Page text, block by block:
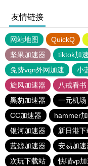
友情链接
网站地图 QuickQ
坚果加速器
tiktok加
免费vqn外网加速
小
旋风加速器
八戒看书
黑豹加速器
一元机场
CC加速器
hammer
银河加速器
新日港
蓝鲸加速器
安易加速
次玩下载站
快喵vp